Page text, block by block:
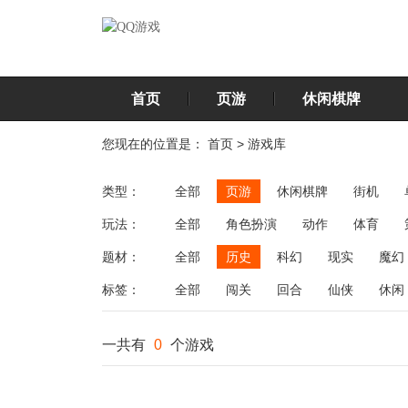
首页 页游 休闲棋牌
您现在的位置是： 首页 > 游戏库
类型： 全部 页游 休闲棋牌 街机
玩法： 全部 角色扮演 动作 体育
飞行
恋爱 第三人称射击 棋类
题材： 全部 历史 科幻 现实 魔幻
标签： 全部 闯关 回合 仙侠 休闲
一共有 0 个游戏